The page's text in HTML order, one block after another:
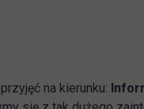
na kierunku: